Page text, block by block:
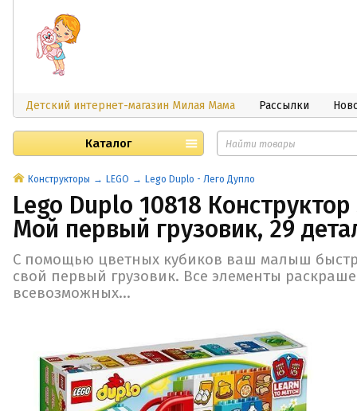
Детский интернет-магазин Милая Мама Рассылки
Каталог
Конструкторы LEGO Lego Duplo - Лего Дупло
Lego Duplo 10818
Мой первый грузовик, 29
С помощью цветных кубиков ваш малыш
свой первый грузовик. Все элементы
всевозможных...